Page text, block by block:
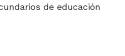
de educación